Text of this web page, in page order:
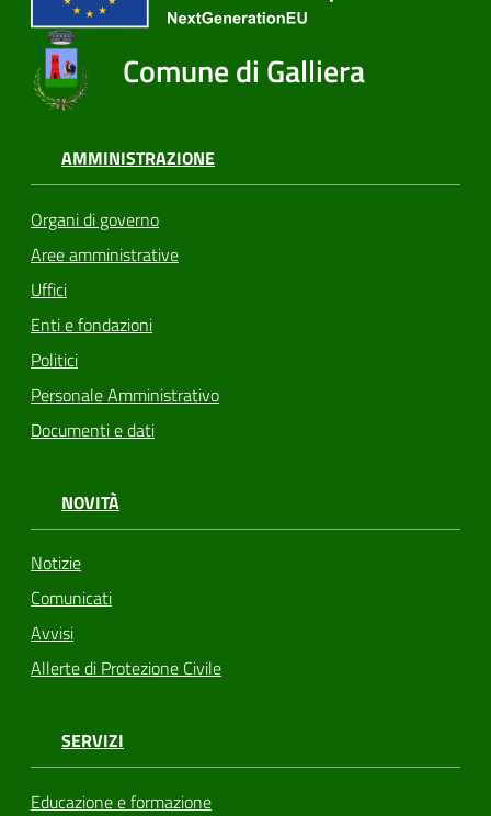
Comune di Galliera
AMMINISTRAZIONE
Organi di governo
Aree amministrative
Uffici
Enti e fondazioni
Politici
Personale Amministrativo
Documenti e dati
NOVITÀ
Notizie
Comunicati
Avvisi
Allerte di Protezione Civile
SERVIZI
Educazione e formazione